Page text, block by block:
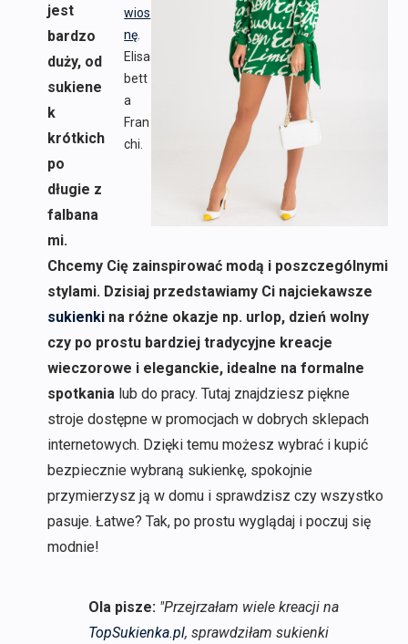
wios
nę
Elisa
bett
a
Fran
chi.
jest
bardzo
duży, od
sukiene
k
krótkich
po
długie z
falbana
mi.
Chcemy Cię zainspirować modą i poszczególnymi
stylami. Dzisiaj przedstawiamy Ci najciekawsze
sukienkina różne okazje np. urlop, dzień wolny
czy po prostu bardziej tradycyjne kreacje
wieczorowe i eleganckie, idealne na formalne
spotkanialub do pracy. Tutaj znajdziesz piękne
stroje dostępne w promocjach w dobrych sklepach
internetowych. Dzięki temu możesz wybrać i kupić
bezpiecznie wybraną sukienkę, spokojnie
przymierzysz ją w domu i sprawdzisz czy wszystko
pasuje. Łatwe? Tak, po prostu wyglądaj i poczuj się
modnie!
Ola pisze: "Przejrzałam wiele kreacji na
TopSukienka.pl, sprawdziłam sukienki